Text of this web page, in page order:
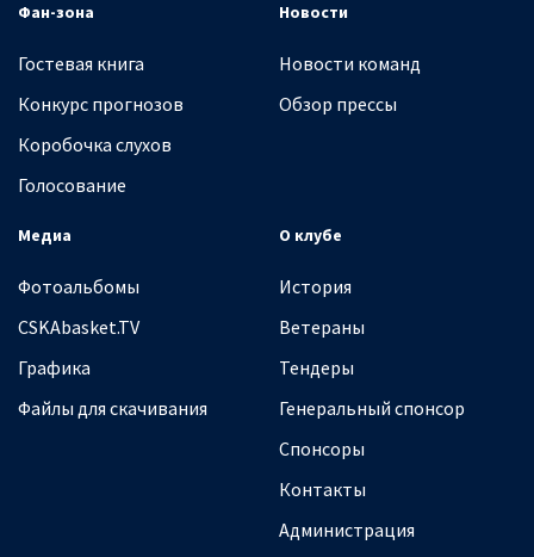
Фан-зона
Гостевая книга
Конкурс прогнозов
Коробочка слухов
Голосование
Новости
Новости команд
Обзор прессы
Медиа
Фотоальбомы
CSKAbasket.TV
Графика
Файлы для скачивания
О клубе
История
Ветераны
Тендеры
Генеральный спонсор
Спонсоры
Контакты
Администрация